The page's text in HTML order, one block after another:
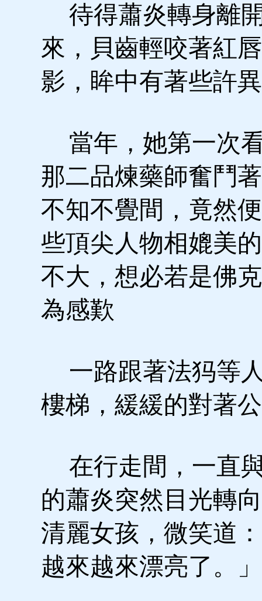
待得蕭炎轉身離
來，貝齒輕咬著紅
影，眸中有著些許
當年，她第一次
那二品煉藥師奮鬥
不知不覺間，竟然
些頂尖人物相媲美
不大，想必若是佛
為感歎
一路跟著法犸等
樓梯，緩緩的對著
在行走間，一直
的蕭炎突然目光轉
清麗女孩，微笑道
越來越來漂亮了。」